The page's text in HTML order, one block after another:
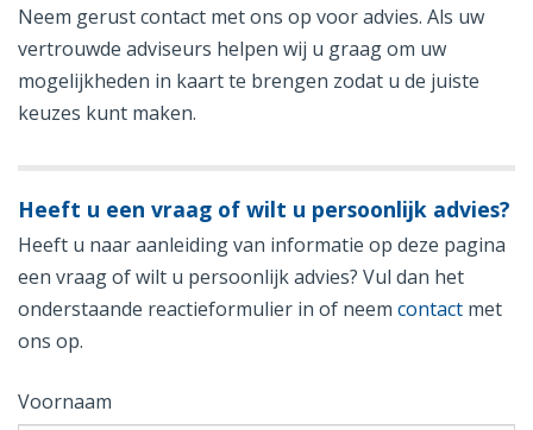
Neem gerust contact met ons op voor advies. Als uw
vertrouwde adviseurs helpen wij u graag om uw
mogelijkheden in kaart te brengen zodat u de juiste
keuzes kunt maken.
Heeft u een vraag of wilt u persoonlijk advies?
Heeft u naar aanleiding van informatie op deze pagina
een vraag of wilt u persoonlijk advies? Vul dan het
onderstaande reactieformulier in of neem contact met
ons op.
Voornaam